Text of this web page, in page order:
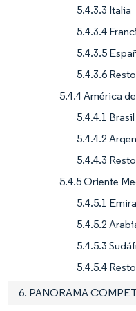
5.4.3.3 Italia
5.4.3.4
5.4.3.5
5.4.3.6
5.4.4 América
5.4.4.1 Brasil
5.4.4.2
5.4.4.3
5.4.5 Oriente
5.4.5.1
5.4.5.2
5.4.5.3
5.4.5.4
6. PANORAMA